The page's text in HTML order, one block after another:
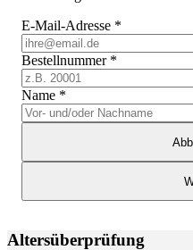
E-Mail-Adresse *
Bestellnummer *
Name *
Altersüberprüfung